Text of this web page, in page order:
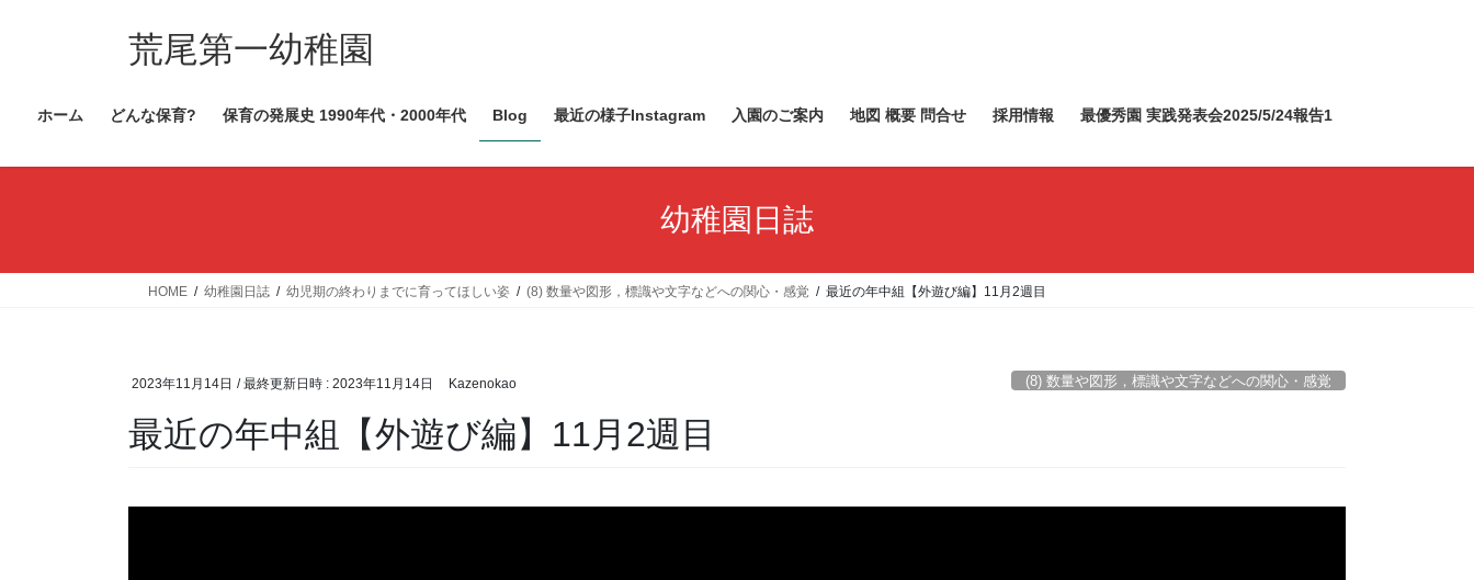
ス
ン
荒尾第一幼稚園
ホーム どんな保育? 保育の発展史 1990年代・2000年代 Blog 最近の様子Instagram 入園のご案内 地図 概要 問合せ 採用情報 最優秀園 実践発表会2025/5/24報告1
幼稚園日誌
HOME 幼稚園日誌 幼児期の終わりまでに育ってほしい姿 (8) 数量や図形，標識や文字などへの関心・感覚 最近の年中組【外遊び編】11月2週目
2023年11月14日 / 最終更新日時 : 2023年11月14日 Kazenokao (8) 数量や図形，標識や文字などへの関心・感覚
最近の年中組【外遊び編】11月2週目